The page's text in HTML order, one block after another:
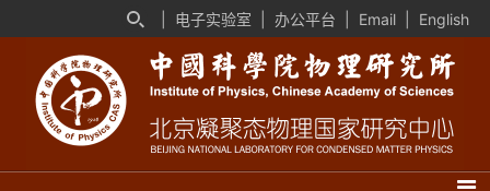
电子实验室 办公平台 Email English